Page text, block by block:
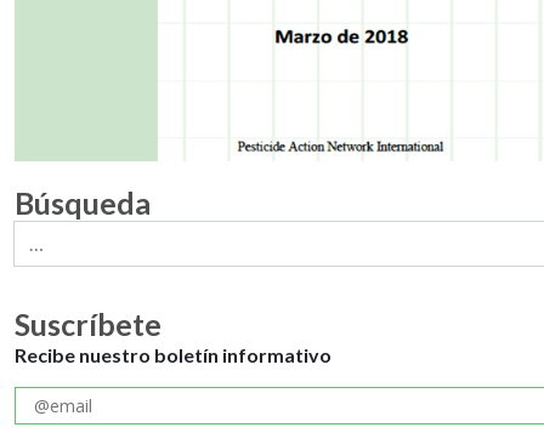
Búsqueda
Suscríbete
Recibe nuestro boletín informativo